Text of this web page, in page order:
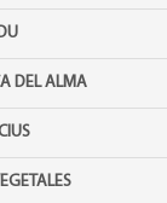
DEL ALMA